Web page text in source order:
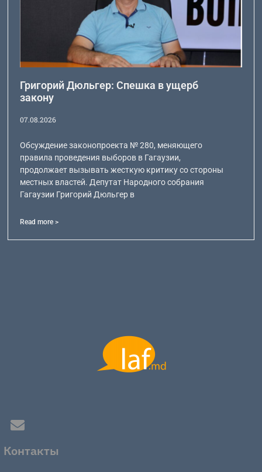
Григорий Дюльгер: Спешка в ущерб
закону
07.08.2026
Обсуждение законопроекта № 280, меняющего
правила проведения выборов в Гагаузии,
продолжает вызывать жесткую критику со стороны
местных властей. Депутат Народного собрания
Гагаузии Григорий Дюльгер в
Read more >
Контакты